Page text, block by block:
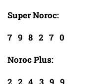
Super Noroc:
7 9 8 2 7 0
Noroc Plus: